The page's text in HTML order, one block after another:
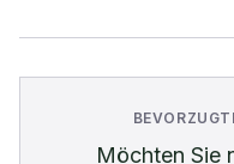
Möchten Sie